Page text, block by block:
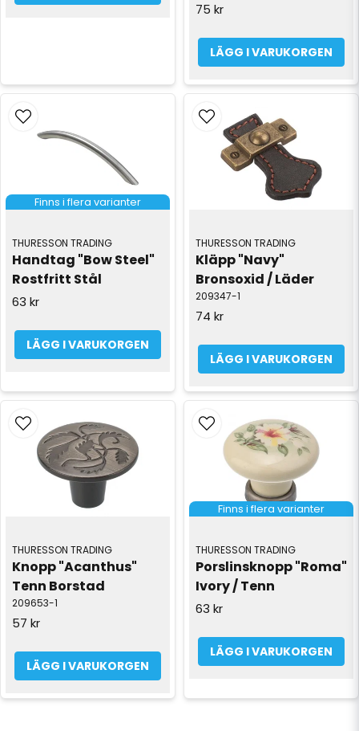
75 kr
LÄGG I VARUKORGEN
Finns i flera varianter
THURESSON TRADING
Handtag "Bow Steel"
Rostfritt Stål
63 kr
LÄGG I VARUKORGEN
THURESSON TRADING
Kläpp "Navy"
Bronsoxid / Läder
209347-1
74 kr
LÄGG I VARUKORGEN
THURESSON TRADING
Knopp "Acanthus"
Tenn Borstad
209653-1
57 kr
LÄGG I VARUKORGEN
Finns i flera varianter
THURESSON TRADING
Porslinsknopp "Roma"
Ivory / Tenn
63 kr
LÄGG I VARUKORGEN